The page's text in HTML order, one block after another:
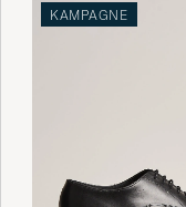
hergestellt wird, d.
KAMPAGNE